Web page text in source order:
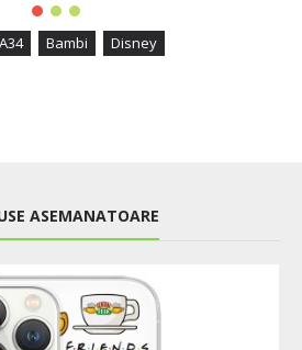
Bambi Disney
ASEMANATOARE